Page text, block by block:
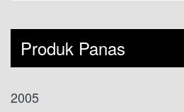
Produk Panas
2005